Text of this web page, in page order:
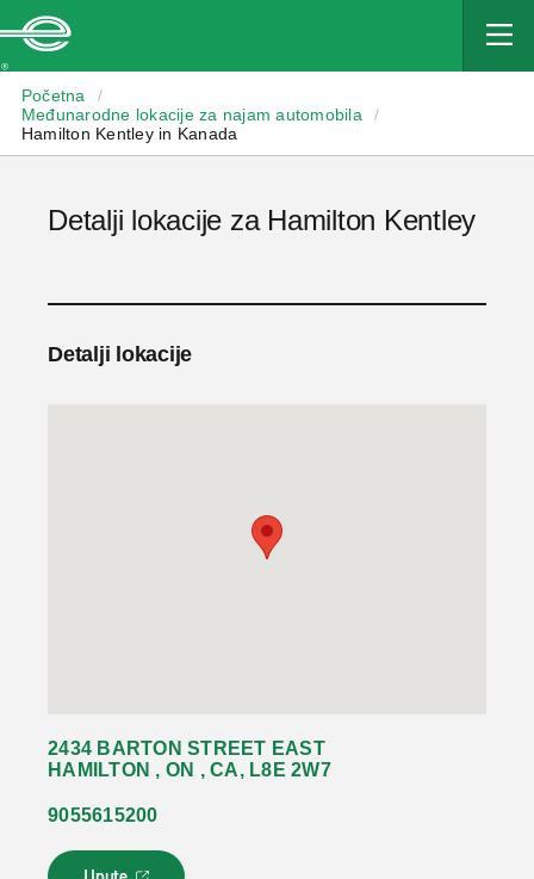
Početna
/
Međunarodne lokacije za najam automobila
/
Hamilton Kentley in Kanada
Detalji lokacije za Hamilton Kentley
Detalji lokacije
2434 BARTON STREET EAST
HAMILTON , ON , CA, L8E 2W7
9055615200